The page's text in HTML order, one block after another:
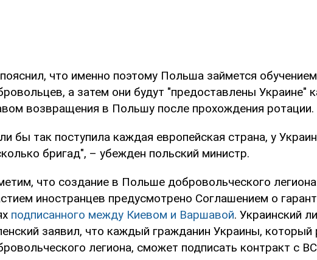
что именно поэтому Польша займется
а затем они будут "предоставлены Украине"
возвращения в Польшу после прохождения ротации.
бы так поступила каждая европейская страна, у
бригад", – убежден польский министр.
что создание в Польше добровольческого
иностранцев предусмотрено Соглашением о
подписанного между Киевом и Варшавой. Украинский
заявил, что каждый гражданин Украины,
легиона, сможет подписать контракт с